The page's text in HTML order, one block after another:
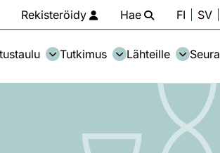
Rekisteröidy Hae FI SV
Tutkimus Lähteille Seura